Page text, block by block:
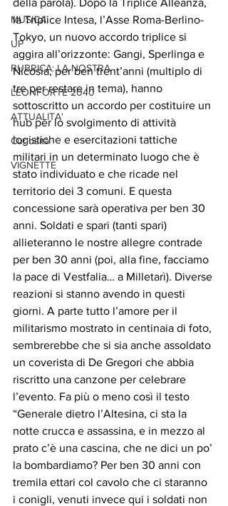
MUSICA
UP
RUBRICA: LA NOSTRA
LEONFORTE 2040
ATTUALITA'
Curiosità
VIGNETTE
la Triplice Intesa, l’Asse Roma-Berlino-
Tokyo, un nuovo accordo triplice si
aggira all’orizzonte: Gangi, Sperlinga e
Nicosia, per ben trent’anni (multiplo di
tre per restare in tema), hanno
sottoscritto un accordo per costituire un
hub per lo svolgimento di attività
logistiche e esercitazioni tattiche
militari in un determinato luogo che è
stato individuato e che ricade nel
territorio dei 3 comuni. E questa
concessione sarà operativa per ben 30
anni. Soldati e spari (tanti spari)
allieteranno le nostre allegre contrade
per ben 30 anni (poi, alla fine, facciamo
la pace di Vestfalia… a Milletarì). Diverse
reazioni si stanno avendo in questi
giorni. A parte tutto l’amore per il
militarismo mostrato in centinaia di foto,
sembrerebbe che si sia anche assoldato
un coverista di De Gregori che abbia
riscritto una canzone per celebrare
l’evento. Fa più o meno così il testo
“Generale dietro l’Altesina, ci sta la
notte crucca e assassina, e in mezzo al
prato c’è una cascina, che ne dici un po’
la bombardiamo? Per ben 30 anni con
tremila ettari col cavolo che ci staranno
i conigli, venuti invece qui i soldati non